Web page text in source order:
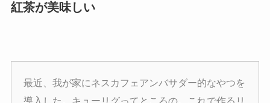
紅茶が美味しい
最近、我が家にネスカフェアンバサダー的なやつを
導入した。キューリグってところの。これで作るリ